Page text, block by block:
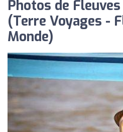
Photos de
(Terre Voyages -
Monde)